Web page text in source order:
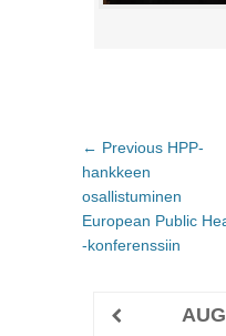
Post
navigation
← Previous Previous
HPP-
hankkeen
osallistuminen
European Public
-konferenssiin